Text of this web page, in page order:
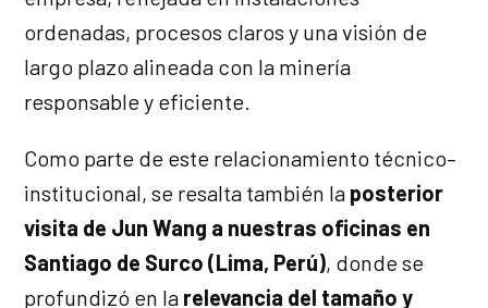
ordenadas, procesos claros y una visión de
largo plazo alineada con la minería
responsable y eficiente.
Como parte de este relacionamiento técnico–
institucional, se resalta también la posterior
visita de Jun Wang a nuestras oficinas en
Santiago de Surco (Lima, Perú), donde se
profundizó en la relevancia del tamaño y